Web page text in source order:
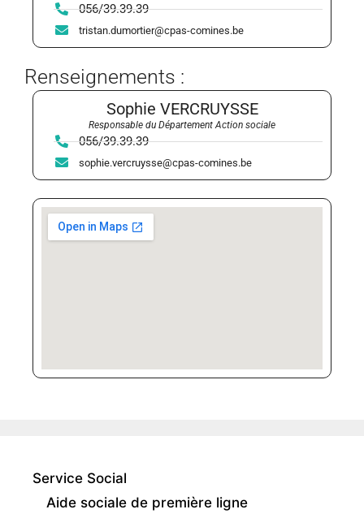
056/39.39.39
tristan.dumortier@cpas-comines.be
Renseignements :
Sophie VERCRUYSSE
Responsable du Département Action sociale
056/39.39.39
sophie.vercruysse@cpas-comines.be
Service Social
Aide sociale de première ligne